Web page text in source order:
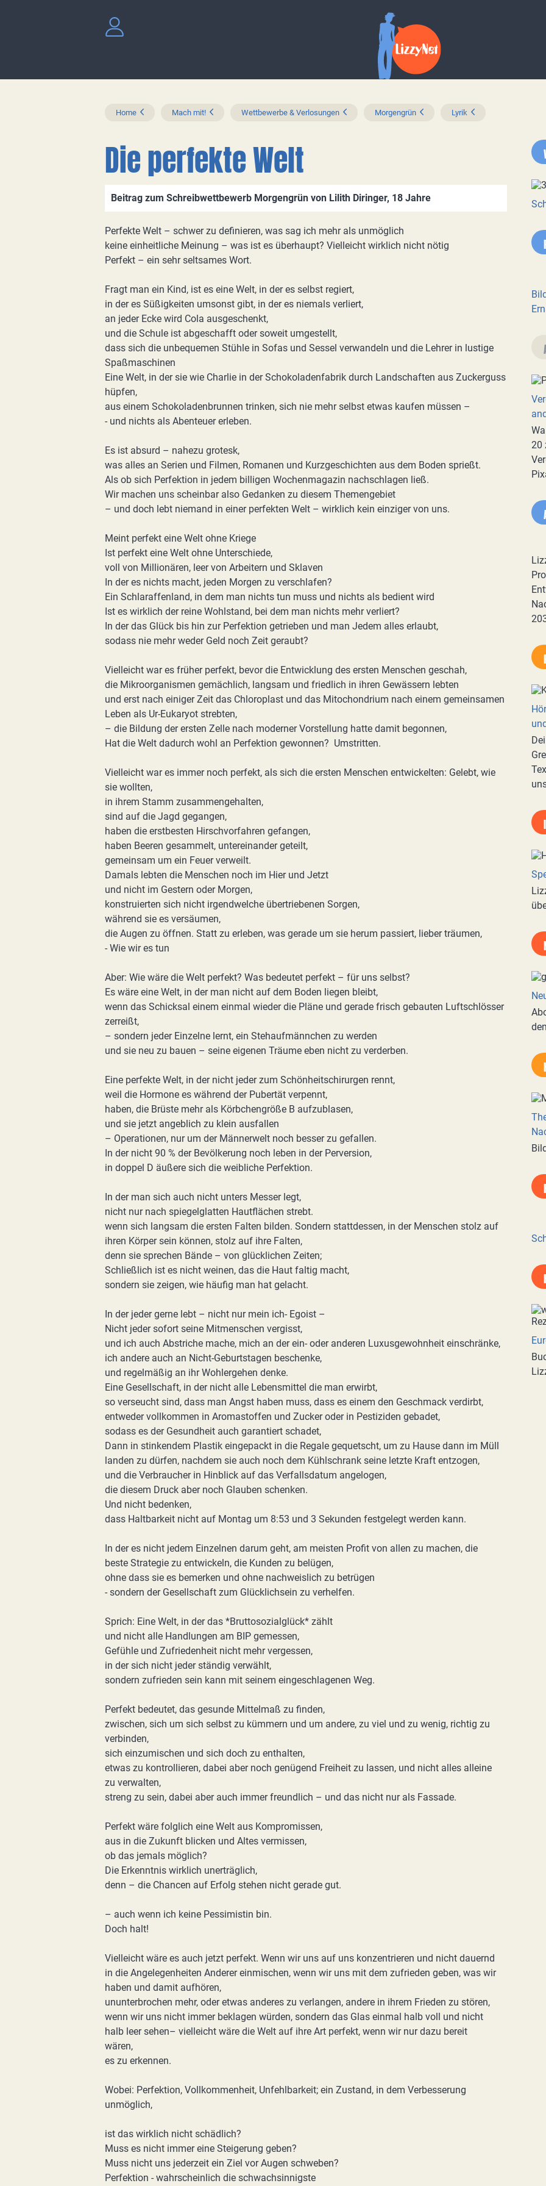
Home Mach mit! Wettbewerbe & Verlosungen Morgengrün Lyrik
Die perfekte Welt
Beitrag zum Schreibwettbewerb Morgengrün von Lilith Diringer, 18 Jahre
Perfekte Welt – schwer zu definieren, was sag ich mehr als unmöglich
keine einheitliche Meinung – was ist es überhaupt? Vielleicht wirklich nicht nötig
Perfekt – ein sehr seltsames Wort.
Fragt man ein Kind, ist es eine Welt, in der es selbst regiert,
in der es Süßigkeiten umsonst gibt, in der es niemals verliert,
an jeder Ecke wird Cola ausgeschenkt,
und die Schule ist abgeschafft oder soweit umgestellt,
dass sich die unbequemen Stühle in Sofas und Sessel verwandeln und die Lehrer in lustige
Spaßmaschinen
Eine Welt, in der sie wie Charlie in der Schokoladenfabrik durch Landschaften aus Zuckerguss
hüpfen,
aus einem Schokoladenbrunnen trinken, sich nie mehr selbst etwas kaufen müssen –
- und nichts als Abenteuer erleben.
Es ist absurd – nahezu grotesk,
was alles an Serien und Filmen, Romanen und Kurzgeschichten aus dem Boden sprießt.
Als ob sich Perfektion in jedem billigen Wochenmagazin nachschlagen ließ.
Wir machen uns scheinbar also Gedanken zu diesem Themengebiet
– und doch lebt niemand in einer perfekten Welt – wirklich kein einziger von uns.
Meint perfekt eine Welt ohne Kriege
Ist perfekt eine Welt ohne Unterschiede,
voll von Millionären, leer von Arbeitern und Sklaven
In der es nichts macht, jeden Morgen zu verschlafen?
Ein Schlaraffenland, in dem man nichts tun muss und nichts als bedient wird
Ist es wirklich der reine Wohlstand, bei dem man nichts mehr verliert?
In der das Glück bis hin zur Perfektion getrieben und man Jedem alles erlaubt,
sodass nie mehr weder Geld noch Zeit geraubt?
Vielleicht war es früher perfekt, bevor die Entwicklung des ersten Menschen geschah,
die Mikroorganismen gemächlich, langsam und friedlich in ihren Gewässern lebten
und erst nach einiger Zeit das Chloroplast und das Mitochondrium nach einem gemeinsamen
Leben als Ur-Eukaryot strebten,
– die Bildung der ersten Zelle nach moderner Vorstellung hatte damit begonnen,
Hat die Welt dadurch wohl an Perfektion gewonnen? Umstritten.
Vielleicht war es immer noch perfekt, als sich die ersten Menschen entwickelten: Gelebt, wie
sie wollten,
in ihrem Stamm zusammengehalten,
sind auf die Jagd gegangen,
haben die erstbesten Hirschvorfahren gefangen,
haben Beeren gesammelt, untereinander geteilt,
gemeinsam um ein Feuer verweilt.
Damals lebten die Menschen noch im Hier und Jetzt
und nicht im Gestern oder Morgen,
konstruierten sich nicht irgendwelche übertriebenen Sorgen,
während sie es versäumen,
die Augen zu öffnen. Statt zu erleben, was gerade um sie herum passiert, lieber träumen,
- Wie wir es tun
Aber: Wie wäre die Welt perfekt? Was bedeutet perfekt – für uns selbst?
Es wäre eine Welt, in der man nicht auf dem Boden liegen bleibt,
wenn das Schicksal einem einmal wieder die Pläne und gerade frisch gebauten Luftschlösser
zerreißt,
– sondern jeder Einzelne lernt, ein Stehaufmännchen zu werden
und sie neu zu bauen – seine eigenen Träume eben nicht zu verderben.
Eine perfekte Welt, in der nicht jeder zum Schönheitschirurgen rennt,
weil die Hormone es während der Pubertät verpennt,
haben, die Brüste mehr als Körbchengröße B aufzublasen,
und sie jetzt angeblich zu klein ausfallen
– Operationen, nur um der Männerwelt noch besser zu gefallen.
In der nicht 90 % der Bevölkerung noch leben in der Perversion,
in doppel D äußere sich die weibliche Perfektion.
In der man sich auch nicht unters Messer legt,
nicht nur nach spiegelglatten Hautflächen strebt.
wenn sich langsam die ersten Falten bilden. Sondern stattdessen, in der Menschen stolz auf
ihren Körper sein können, stolz auf ihre Falten,
denn sie sprechen Bände – von glücklichen Zeiten;
Schließlich ist es nicht weinen, das die Haut faltig macht,
sondern sie zeigen, wie häufig man hat gelacht.
In der jeder gerne lebt – nicht nur mein ich- Egoist –
Nicht jeder sofort seine Mitmenschen vergisst,
und ich auch Abstriche mache, mich an der ein- oder anderen Luxusgewohnheit einschränke,
ich andere auch an Nicht-Geburtstagen beschenke,
und regelmäßig an ihr Wohlergehen denke.
Eine Gesellschaft, in der nicht alle Lebensmittel die man erwirbt,
so verseucht sind, dass man Angst haben muss, dass es einem den Geschmack verdirbt,
entweder vollkommen in Aromastoffen und Zucker oder in Pestiziden gebadet,
sodass es der Gesundheit auch garantiert schadet,
Dann in stinkendem Plastik eingepackt in die Regale gequetscht, um zu Hause dann im Müll
landen zu dürfen, nachdem sie auch noch dem Kühlschrank seine letzte Kraft entzogen,
und die Verbraucher in Hinblick auf das Verfallsdatum angelogen,
die diesem Druck aber noch Glauben schenken.
Und nicht bedenken,
dass Haltbarkeit nicht auf Montag um 8:53 und 3 Sekunden festgelegt werden kann.
In der es nicht jedem Einzelnen darum geht, am meisten Profit von allen zu machen, die
beste Strategie zu entwickeln, die Kunden zu belügen,
ohne dass sie es bemerken und ohne nachweislich zu betrügen
- sondern der Gesellschaft zum Glücklichsein zu verhelfen.
Sprich: Eine Welt, in der das *Bruttosozialglück* zählt
und nicht alle Handlungen am BIP gemessen,
Gefühle und Zufriedenheit nicht mehr vergessen,
in der sich nicht jeder ständig verwählt,
sondern zufrieden sein kann mit seinem eingeschlagenen Weg.
Perfekt bedeutet, das gesunde Mittelmaß zu finden,
zwischen, sich um sich selbst zu kümmern und um andere, zu viel und zu wenig, richtig zu
verbinden,
sich einzumischen und sich doch zu enthalten,
etwas zu kontrollieren, dabei aber noch genügend Freiheit zu lassen, und nicht alles alleine
zu verwalten,
streng zu sein, dabei aber auch immer freundlich – und das nicht nur als Fassade.
Perfekt wäre folglich eine Welt aus Kompromissen,
aus in die Zukunft blicken und Altes vermissen,
ob das jemals möglich?
Die Erkenntnis wirklich unerträglich,
denn – die Chancen auf Erfolg stehen nicht gerade gut.
– auch wenn ich keine Pessimistin bin.
Doch halt!
Vielleicht wäre es auch jetzt perfekt. Wenn wir uns auf uns konzentrieren und nicht dauernd
in die Angelegenheiten Anderer einmischen, wenn wir uns mit dem zufrieden geben, was wir
haben und damit aufhören,
ununterbrochen mehr, oder etwas anderes zu verlangen, andere in ihrem Frieden zu stören,
wenn wir uns nicht immer beklagen würden, sondern das Glas einmal halb voll und nicht
halb leer sehen– vielleicht wäre die Welt auf ihre Art perfekt, wenn wir nur dazu bereit
wären,
es zu erkennen.
Wobei: Perfektion, Vollkommenheit, Unfehlbarkeit; ein Zustand, in dem Verbesserung
unmöglich,
ist das wirklich nicht schädlich?
Muss es nicht immer eine Steigerung geben?
Muss nicht uns jederzeit ein Ziel vor Augen schweben?
Perfektion - wahrscheinlich die schwachsinnigste
20